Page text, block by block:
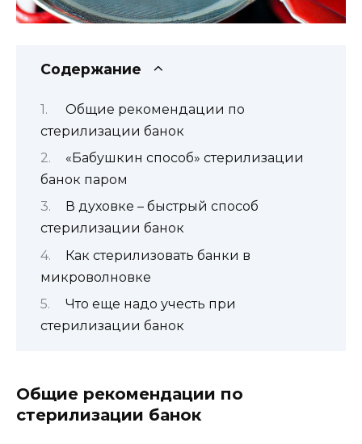
Содержание
Общие рекомендации по
стерилизации банок
«Бабушкин способ» стерилизации
банок паром
В духовке – быстрый способ
стерилизации банок
Как стерилизовать банки в
микроволновке
Что еще надо учесть при
стерилизации банок
Общие рекомендации по
стерилизации банок